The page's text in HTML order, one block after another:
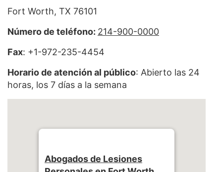
Fort Worth, TX 76101
Número de teléfono: 214-900-0000
Fax: +1-972-235-4454
Horario de atención al público: Abierto las 24
horas, los 7 días a la semana
Abogados de Lesiones